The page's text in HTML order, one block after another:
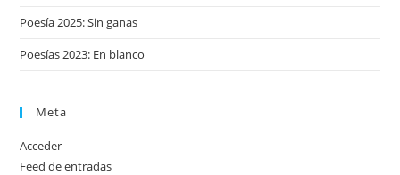
Poesía 2025: Sin ganas
Poesías 2023: En blanco
Meta
Acceder
Feed de entradas